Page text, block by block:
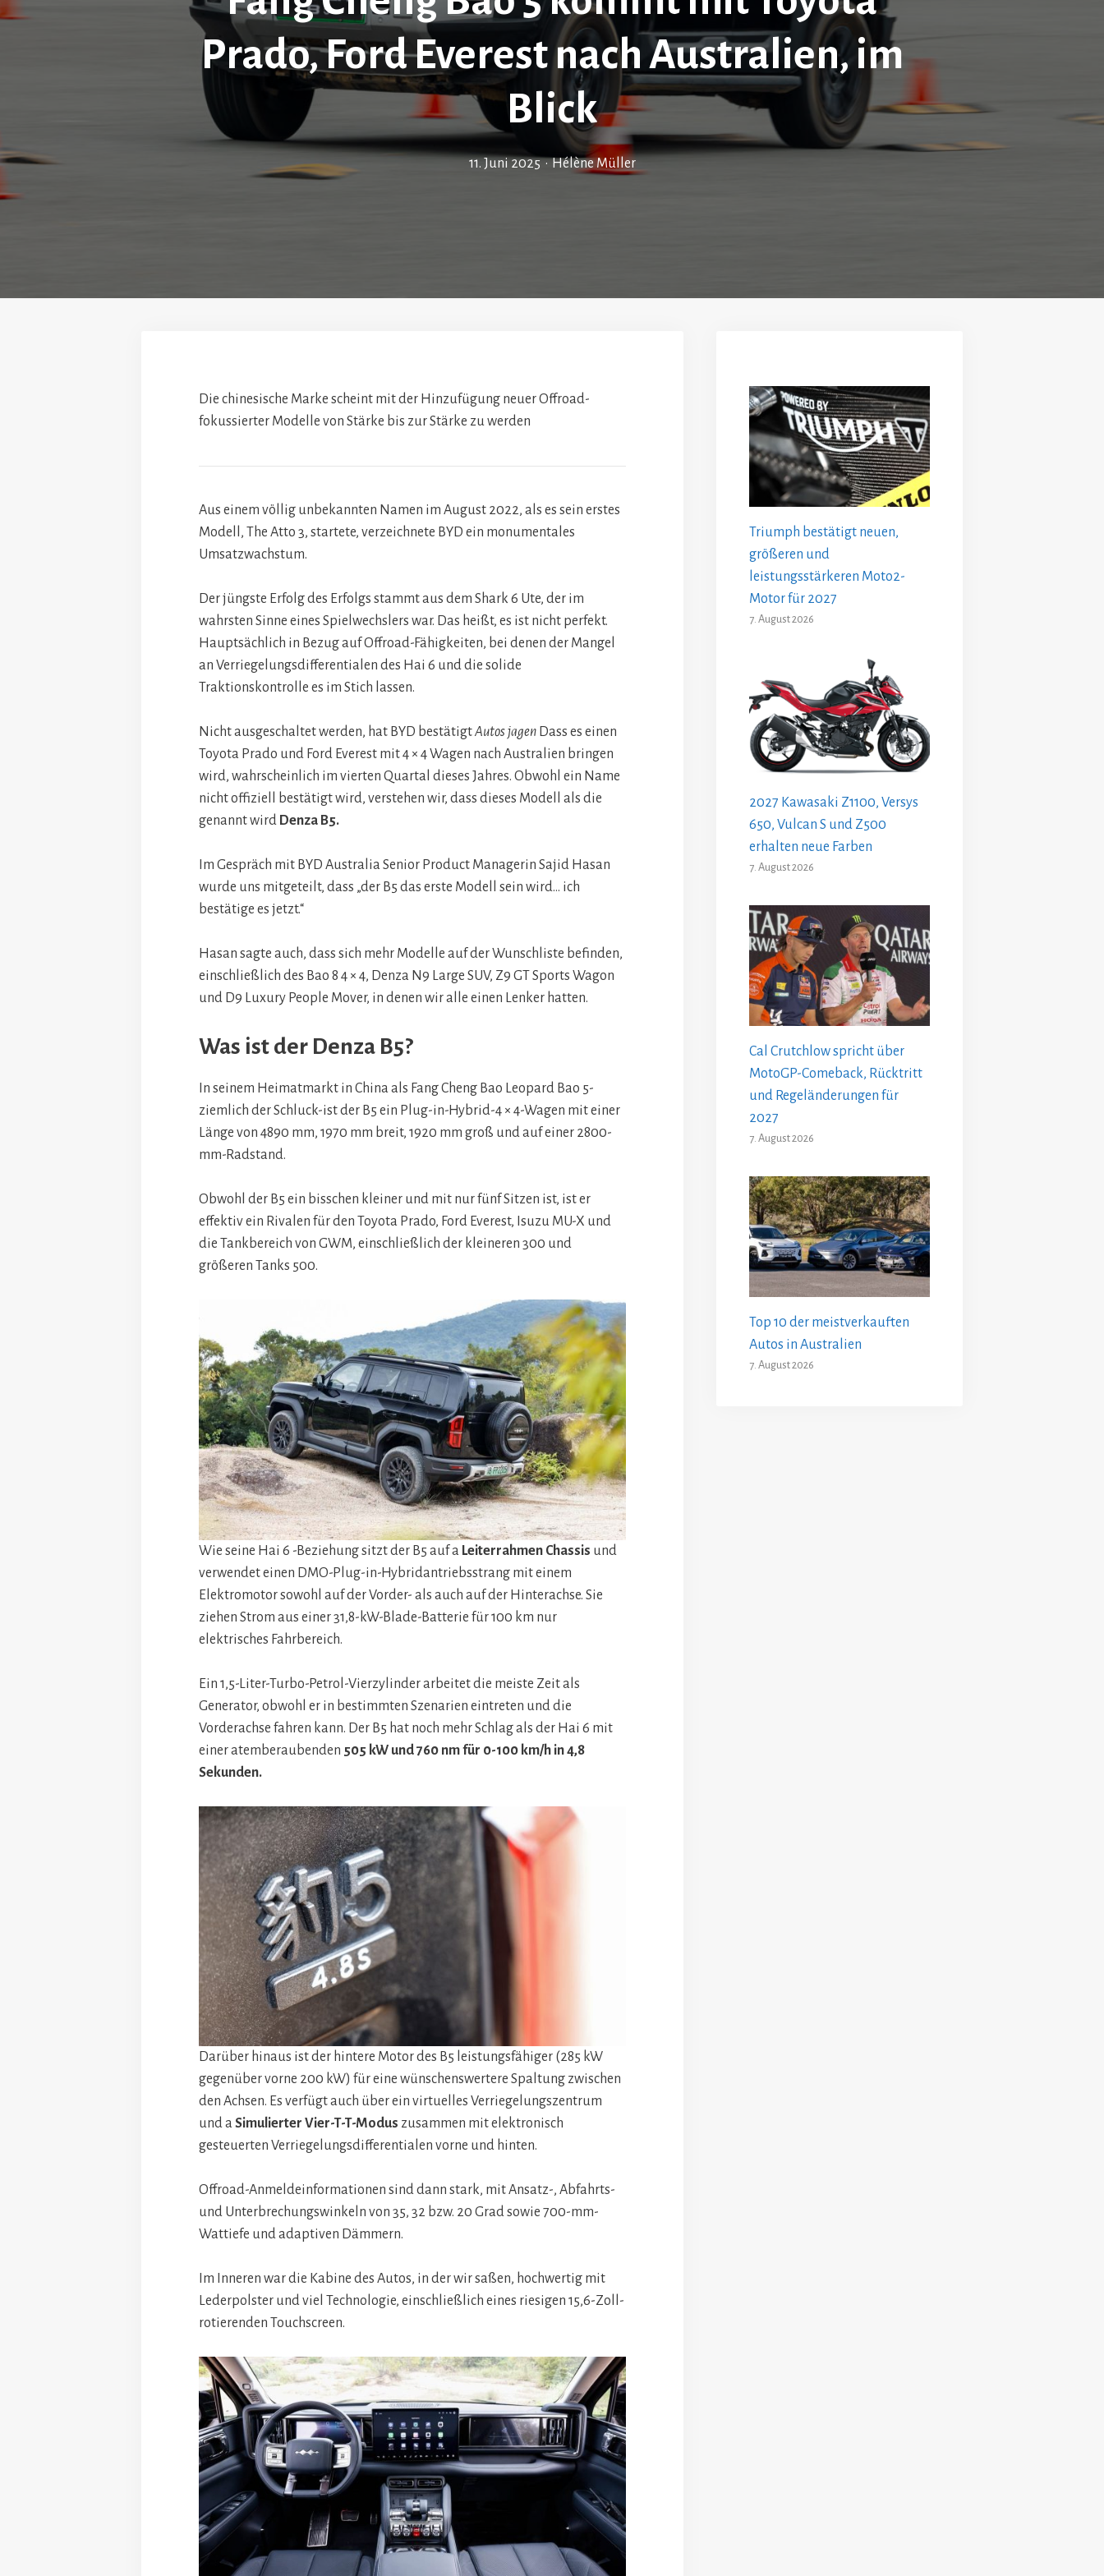
Prado, Ford Everest nach Australien, im
Blick
11. Juni 2025 • Hélène Müller
Die chinesische Marke scheint mit der Hinzufügung neuer Offroad-
fokussierter Modelle von Stärke bis zur Stärke zu werden
Aus einem völlig unbekannten Namen im August 2022, als es sein erstes
Modell, The Atto 3, startete, verzeichnete BYD ein monumentales
Umsatzwachstum.
Der jüngste Erfolg des Erfolgs stammt aus dem Shark 6 Ute, der im
wahrsten Sinne eines Spielwechslers war. Das heißt, es ist nicht perfekt.
Hauptsächlich in Bezug auf Offroad-Fähigkeiten, bei denen der Mangel
an Verriegelungsdifferentialen des Hai 6 und die solide
Traktionskontrolle es im Stich lassen.
Nicht ausgeschaltet werden, hat BYD bestätigtAutos jagen Dass es einen
Toyota Prado und Ford Everest mit 4 × 4 Wagen nach Australien bringen
wird, wahrscheinlich im vierten Quartal dieses Jahres. Obwohl ein Name
nicht offiziell bestätigt wird, verstehen wir, dass dieses Modell als die
genannt wird Denza B5.
Im Gespräch mit BYD Australia Senior Product Managerin Sajid Hasan
wurde uns mitgeteilt, dass „der B5 das erste Modell sein wird… ich
bestätige es jetzt.“
Hasan sagte auch, dass sich mehr Modelle auf der Wunschliste befinden,
einschließlich des Bao 8 4 × 4, Denza N9 Large SUV, Z9 GT Sports Wagon
und D9 Luxury People Mover, in denen wir alle einen Lenker hatten.
Was ist der Denza B5?
In seinem Heimatmarkt in China als Fang Cheng Bao Leopard Bao 5-
ziemlich der Schluck-ist der B5 ein Plug-in-Hybrid-4 × 4-Wagen mit einer
Länge von 4890 mm, 1970 mm breit, 1920 mm groß und auf einer 2800-
mm-Radstand.
Obwohl der B5 ein bisschen kleiner und mit nur fünf Sitzen ist, ist er
effektiv ein Rivalen für den Toyota Prado, Ford Everest, Isuzu MU-X und
die Tankbereich von GWM, einschließlich der kleineren 300 und
größeren Tanks 500.
Wie seine Hai 6 -Beziehung sitzt der B5 auf a Leiterrahmen Chassis und
verwendet einen DMO-Plug-in-Hybridantriebsstrang mit einem
Elektromotor sowohl auf der Vorder- als auch auf der Hinterachse. Sie
ziehen Strom aus einer 31,8-kW-Blade-Batterie für 100 km nur
elektrisches Fahrbereich.
Ein 1,5-Liter-Turbo-Petrol-Vierzylinder arbeitet die meiste Zeit als
Generator, obwohl er in bestimmten Szenarien eintreten und die
Vorderachse fahren kann. Der B5 hat noch mehr Schlag als der Hai 6 mit
einer atemberaubenden 505 kW und 760 nm für 0-100 km/h in 4,8
Sekunden.
Darüber hinaus ist der hintere Motor des B5 leistungsfähiger (285 kW
gegenüber vorne 200 kW) für eine wünschenswertere Spaltung zwischen
den Achsen. Es verfügt auch über ein virtuelles Verriegelungszentrum
und aSimulierter Vier-T-T-Modus zusammen mit elektronisch
gesteuerten Verriegelungsdifferentialen vorne und hinten.
Offroad-Anmeldeinformationen sind dann stark, mit Ansatz-, Abfahrts-
und Unterbrechungswinkeln von 35, 32 bzw. 20 Grad sowie 700-mm-
Wattiefe und adaptiven Dämmern.
Im Inneren war die Kabine des Autos, in der wir saßen, hochwertig mit
Lederpolster und viel Technologie, einschließlich eines riesigen 15,6-Zoll-
rotierenden Touchscreen.
Triumph bestätigt neuen,
größeren und
leistungsstärkeren Moto2-
Motor für 2027
7. August 2026
2027 Kawasaki Z1100, Versys
650, Vulcan S und Z500
erhalten neue Farben
7. August 2026
Cal Crutchlow spricht über
MotoGP-Comeback, Rücktritt
und Regeländerungen für
2027
7. August 2026
Top 10 der meistverkauften
Autos in Australien
7. August 2026